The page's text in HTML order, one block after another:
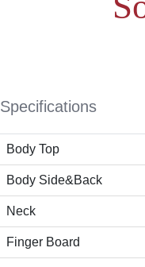
Specifications
Body Top
Body Side&Back
Neck
Finger Board